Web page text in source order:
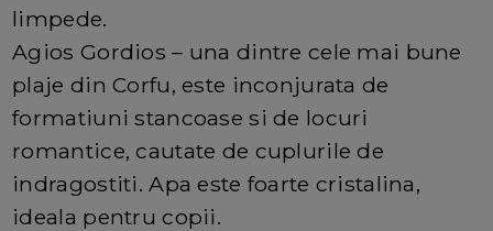
limpede.
Agios Gordios – una dintre cele mai bune
plaje din Corfu, este inconjurata de
formatiuni stancoase si de locuri
romantice, cautate de cuplurile de
indragostiti. Apa este foarte cristalina,
ideala pentru copii.